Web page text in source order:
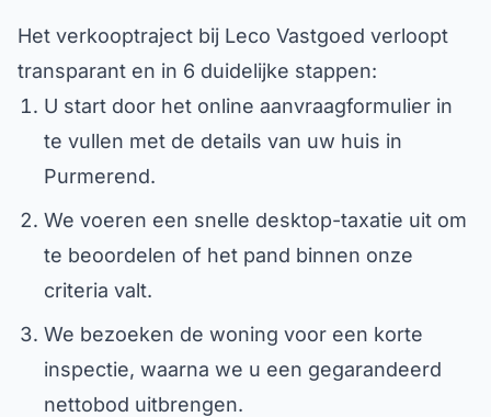
Het verkooptraject bij Leco Vastgoed verloopt
transparant en in 6 duidelijke stappen:
U start door het online aanvraagformulier in
te vullen met de details van uw huis in
Purmerend.
We voeren een snelle desktop-taxatie uit om
te beoordelen of het pand binnen onze
criteria valt.
We bezoeken de woning voor een korte
inspectie, waarna we u een gegarandeerd
nettobod uitbrengen.